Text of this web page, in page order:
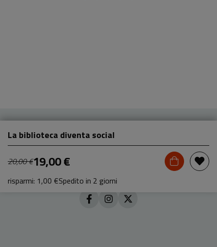
La biblioteca diventa social
20,00 €19,00 €
risparmi: 1,00 €Spedito in 2 giorni